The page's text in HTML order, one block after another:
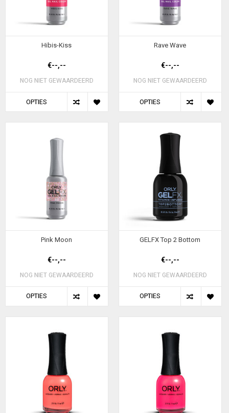
Hibis-Kiss
€--,--
NOG NIET GEWAARDEERD
OPTIES
Rave Wave
€--,--
NOG NIET GEWAARDEERD
OPTIES
Pink Moon
€--,--
NOG NIET GEWAARDEERD
OPTIES
GELFX Top 2 Bottom
€--,--
NOG NIET GEWAARDEERD
OPTIES